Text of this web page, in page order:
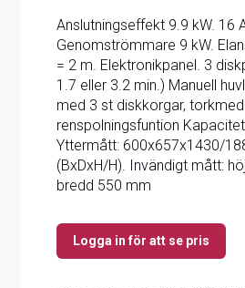
Anslutningseffekt 9.9 kW. 16
Genomströmmare 9 kW.
= 2 m. Elektronikpanel. 3
1.7 eller 3.2 min.) Manuell
med 3 st diskkorgar,
renspolningsfuntion
Yttermått: 600x657x1430/
(BxDxH/H). Invändigt mått:
bredd 550 mm
Logga in för att se pris